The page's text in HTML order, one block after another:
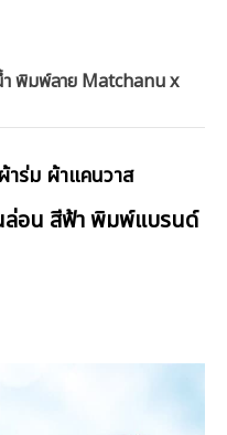
พิมพ์ลาย Matchanu x
าร่ม ผ้าแคนวาส
ล่อน สีฟ้า พิมพ์แบรนด์